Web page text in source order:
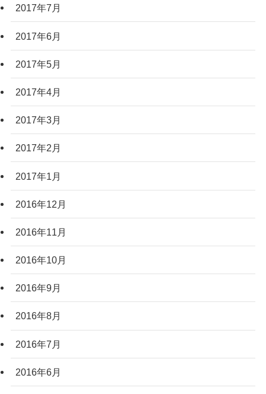
2017年7月
2017年6月
2017年5月
2017年4月
2017年3月
2017年2月
2017年1月
2016年12月
2016年11月
2016年10月
2016年9月
2016年8月
2016年7月
2016年6月